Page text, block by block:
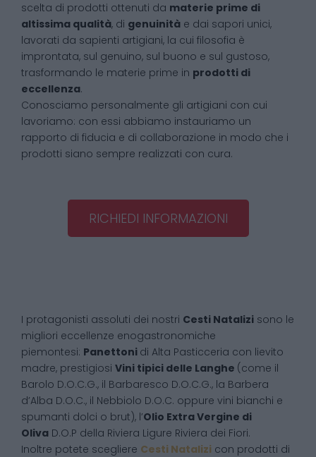
scelta di prodotti ottenuti da materie prime di
altissima qualità, di genuinità e dai sapori unici,
lavorati da sapienti artigiani, la cui filosofia è
improntata, sul genuino, sul buono e sul gustoso,
trasformando le materie prime in prodotti di
eccellenza.
Conosciamo personalmente gli artigiani con cui
lavoriamo: con essi abbiamo instauriamo un
rapporto di fiducia e di collaborazione in modo che i
prodotti siano sempre realizzati con cura.
RICHIEDI INFORMAZIONI
I protagonisti assoluti dei nostri Cesti Natalizi sono le
migliori eccellenze enogastronomiche
piemontesi: Panettoni di Alta Pasticceria con lievito
madre, prestigiosi Vini tipici delle Langhe (come il
Barolo D.O.C.G., il Barbaresco D.O.C.G., la Barbera
d’Alba D.O.C., il Nebbiolo D.O.C. oppure vini bianchi e
spumanti dolci o brut), l’Olio Extra Vergine di
Oliva D.O.P della Riviera Ligure Riviera dei Fiori.
Inoltre potete scegliere Cesti Natalizi con prodotti di